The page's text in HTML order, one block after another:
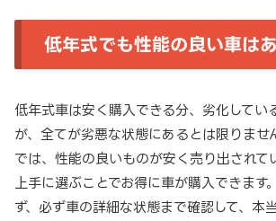
低年式でも性能の良い車は
低年式車は安く購入できる分、劣化してい
が、全てが劣悪な状態にあるとは限りませ
では、性能の良いものが安く売り出されて
上手に選ぶことでお得に車が購入できます
ず、必ず車の詳細な状態まで確認して、本